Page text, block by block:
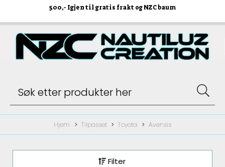
500,- Igjen til gratis frakt og NZC baum
Hjem Tilpasset Toyota Avensis
Filter